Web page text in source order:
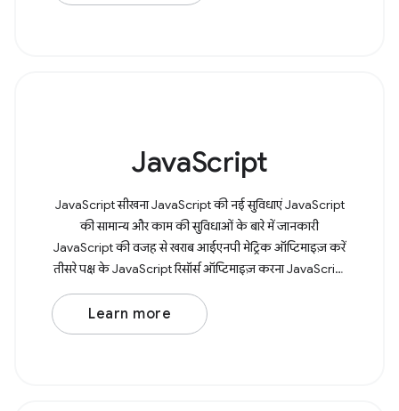
JavaScript
JavaScript सीखना JavaScript की नई सुविधाएं JavaScript
की सामान्य और काम की सुविधाओं के बारे में जानकारी
JavaScript की वजह से खराब आईएनपी मेट्रिक ऑप्टिमाइज़ करें
तीसरे पक्ष के JavaScript रिसॉर्स ऑप्टिमाइज़ करना JavaScript
पैटर्न के बारे में जानकारी
Learn more